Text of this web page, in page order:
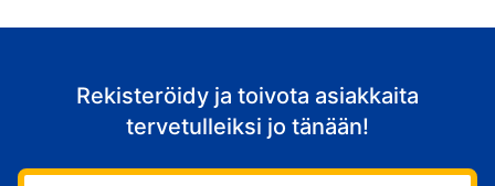
Rekisteröidy ja toivota asiakkaita
tervetulleiksi jo tänään!